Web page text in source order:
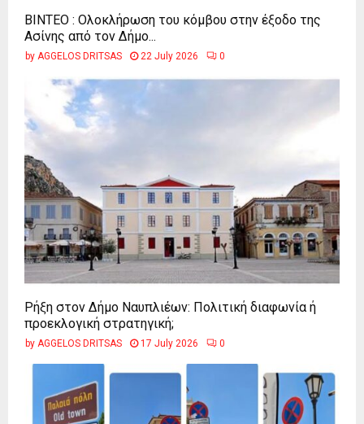
ΒΙΝΤΕΟ : Ολοκλήρωση του κόμβου στην έξοδο της
Ασίνης από τον Δήμο...
by AGGELOS DRITSAS 22 July 2026 0
Ρήξη στον Δήμο Ναυπλιέων: Πολιτική διαφωνία ή
προεκλογική στρατηγική;
by AGGELOS DRITSAS 17 July 2026 0